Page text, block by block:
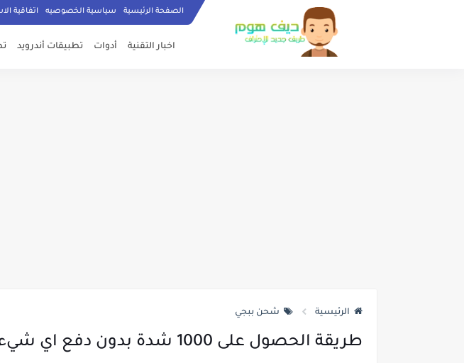
الصفحة الرئيسية سياسية الخصوصيه اتفاقية
اخبار التقنية أدوات تطبيقات أندرويد
الرئيسية شحن ببجي
طريقة الحصول على 1000 شدة بدون